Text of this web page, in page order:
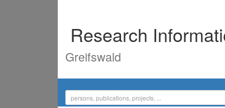
Research
Greifswald